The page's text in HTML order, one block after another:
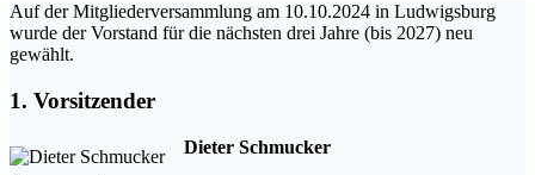
Auf der Mitgliederversammlung am 10.10.2024 in Ludwigsburg
wurde der Vorstand für die nächsten drei Jahre (bis 2027) neu
gewählt.
1. Vorsitzender
Dieter Schmucker